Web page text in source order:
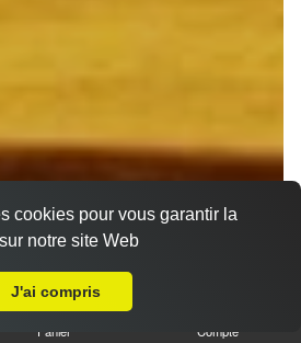
Panier Compte
cookies pour vous garantir la
notre site Web
J'ai compris